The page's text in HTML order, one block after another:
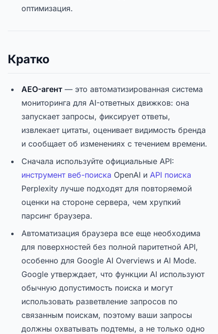
оптимизация.
Кратко
AEO-агент — это автоматизированная система
мониторинга для AI-ответных движков: она
запускает запросы, фиксирует ответы,
извлекает цитаты, оценивает видимость бренда
и сообщает об изменениях с течением времени.
Сначала используйте официальные API:
инструмент веб-поиска OpenAI и API поиска
Perplexity лучше подходят для повторяемой
оценки на стороне сервера, чем хрупкий
парсинг браузера.
Автоматизация браузера все еще необходима
для поверхностей без полной паритетной API,
особенно для Google AI Overviews и AI Mode.
Google утверждает, что функции AI используют
обычную допустимость поиска и могут
использовать разветвление запросов по
связанным поискам, поэтому ваши запросы
должны охватывать подтемы, а не только одно